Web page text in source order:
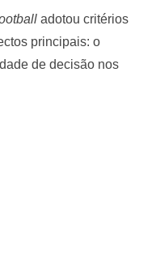
adotou critérios
principais: o
de decisão nos